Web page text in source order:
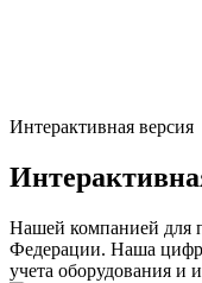
Интерактивная версия
Нашей компанией для
Федерации. Наша
учета оборудования и